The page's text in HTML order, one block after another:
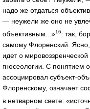
надо же отдаться
— неужели же оно не
объективным...»16: так,
самому Флоренский. Ясно,
идет о
гносеологии. С понятием
ассоциировал субъект-
Флоренскому, означает
в нетварном свете: